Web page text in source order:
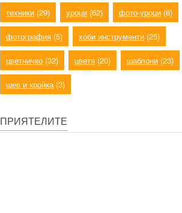
техники (29) уроци (62) фото-уроци (8)
фотография (5) хоби инструменти (25)
цветничко (32) цветя (20) шаблони (23)
шев и кройка (3)
ПРИЯТЕЛИТЕ